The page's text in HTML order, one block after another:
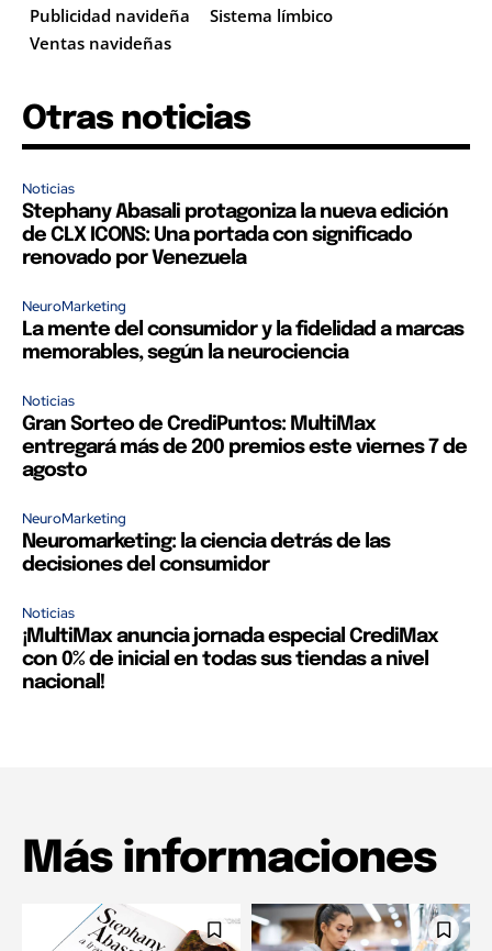
Publicidad navideña
Sistema límbico
Ventas navideñas
Otras noticias
Noticias
Stephany Abasali protagoniza la nueva edición
de CLX ICONS: Una portada con significado
renovado por Venezuela
NeuroMarketing
La mente del consumidor y la fidelidad a marcas
memorables, según la neurociencia
Noticias
Gran Sorteo de CrediPuntos: MultiMax
entregará más de 200 premios este viernes 7 de
agosto
NeuroMarketing
Neuromarketing: la ciencia detrás de las
decisiones del consumidor
Noticias
¡MultiMax anuncia jornada especial CrediMax
con 0% de inicial en todas sus tiendas a nivel
nacional!
Más informaciones